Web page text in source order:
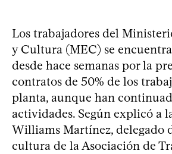
Los trabajadores del
y Cultura (MEC) se
desde hace semanas por la
contratos de 50% de los
planta, aunque han
actividades. Según explicó a
Williams Martínez, delegado
cultura de la Asociación de